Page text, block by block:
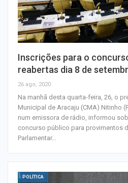
Inscrições para o
reabertas dia 8 de
26 ago, 2020
Na manhã desta quarta-feira, 26, o
Municipal de Aracaju (CMA) Nitinho
num emissora de rádio, informou
concurso público para provimentos
Parlamentar…
POLÍTICA